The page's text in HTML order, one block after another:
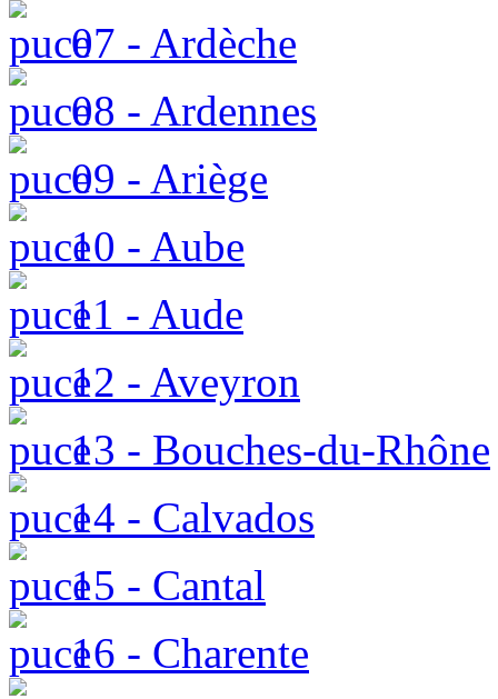
07 - Ardèche
08 - Ardennes
09 - Ariège
10 - Aube
11 - Aude
12 - Aveyron
13 - Bouches-du-Rhône
14 - Calvados
15 - Cantal
16 - Charente